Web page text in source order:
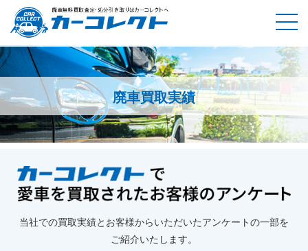
廃車買取実績
ホーム 廃車買取実績 埼玉県 マツダ デミオ
当社での買取実績とお客様からいただいたアンケートの一部を
ご紹介いたします。